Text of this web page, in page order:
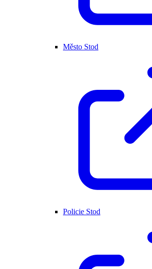
Město Stod
Policie Stod